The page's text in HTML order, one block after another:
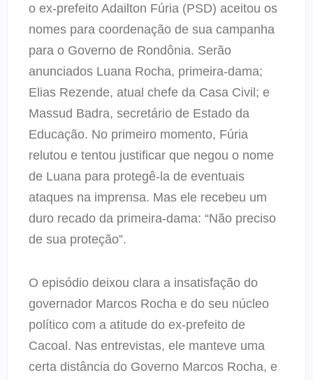
o ex-prefeito Adailton Fúria (PSD) aceitou os
nomes para coordenação de sua campanha
para o Governo de Rondônia. Serão
anunciados Luana Rocha, primeira-dama;
Elias Rezende, atual chefe da Casa Civil; e
Massud Badra, secretário de Estado da
Educação. No primeiro momento, Fúria
relutou e tentou justificar que negou o nome
de Luana para protegê-la de eventuais
ataques na imprensa. Mas ele recebeu um
duro recado da primeira-dama: “Não preciso
de sua proteção”.
O episódio deixou clara a insatisfação do
governador Marcos Rocha e do seu núcleo
político com a atitude do ex-prefeito de
Cacoal. Nas entrevistas, ele manteve uma
certa distância do Governo Marcos Rocha, e